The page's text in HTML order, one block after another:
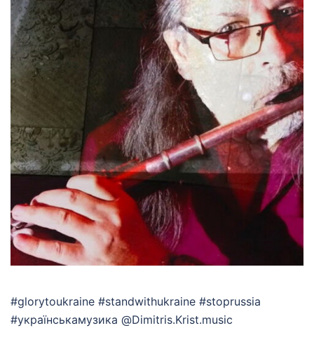
#glorytoukraine #standwithukraine #stoprussia
#українськамузика @Dimitris.Krist.music